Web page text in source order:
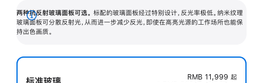
两种抗反射玻璃面板可选。 标配的玻璃面板经过特别设计，反光率极低。纳米纹理
玻璃面板可分散反射光，从而进一步减少反光，即使在高亮光源的工作场所也能保
持出色画质。
展
开
标准玻璃 RMB 11,999 起